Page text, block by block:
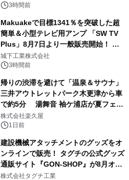
ボグッズも発売決定！
3時間前
Makuakeで目標1341％を突破した超
簡単＆小型テレビ用アンプ 「SW TV
Plus」8月7日より一般販売開始！ ケ
ーブル1本つなぐだけ、テレビの音が
ぐっと豊かに
城下工業株式会社
3時間前
帰りの渋滞を避けて「温泉＆サウナ」
三井アウトレットパーク木更津から車
で約5分 湯舞音 袖ケ浦店が夏フェア
メニューを提供
株式会社楽久屋
1日前
建設機械アタッチメントのグッズをオ
ンラインで販売！ タグチの公式グッズ
通販サイト『GON-SHOP』が8月オー
プン
株式会社タグチ工業